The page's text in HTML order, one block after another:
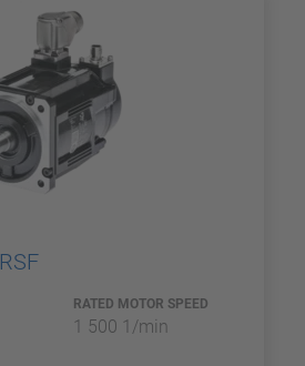
RATED MOTOR SPEED
1 500 1/min